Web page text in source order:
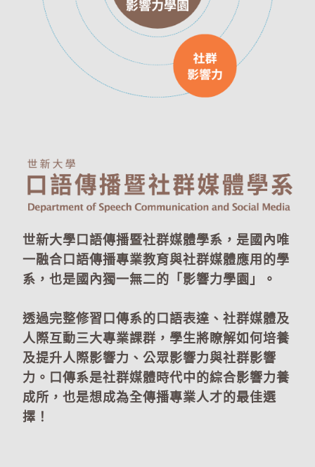
世新大學口語傳播暨社群媒體學系，是國內唯
一融合口語傳播專業教育與社群媒體應用的學
系，也是國內獨一無二的「影響力學園」。
透過完整修習口傳系的口語表達、社群媒體及
人際互動三大專業課群，學生將瞭解如何培養
及提升人際影響力、公眾影響力與社群影響
力。口傳系是社群媒體時代中的綜合影響力養
成所，也是想成為全傳播專業人才的最佳選
擇！